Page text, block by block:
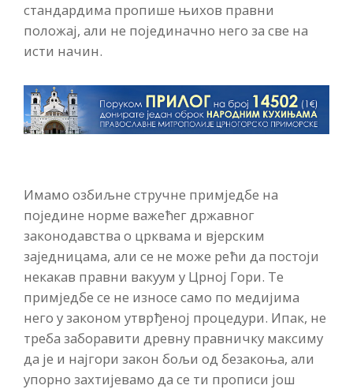
стандардима пропише њихов правни
положај, али не појединачно него за све на
исти начин.
Имамо озбиљне стручне примједбе на
поједине норме важећег државног
законодавства о црквама и вјерским
заједницама, али се не може рећи да постоји
некакав правни вакуум у Црној Гори. Те
примједбе се не износе само по медијима
него у законом утврђеној процедури. Ипак, не
треба заборавити древну правничку максиму
да је и најгори закон бољи од безакоња, али
упорно захтијевамо да се ти прописи још